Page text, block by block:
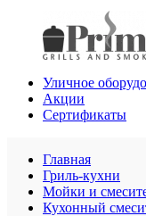
Уличное
Акции
Сертификаты
Главная
Гриль-кухни
Мойки и
Кухонный